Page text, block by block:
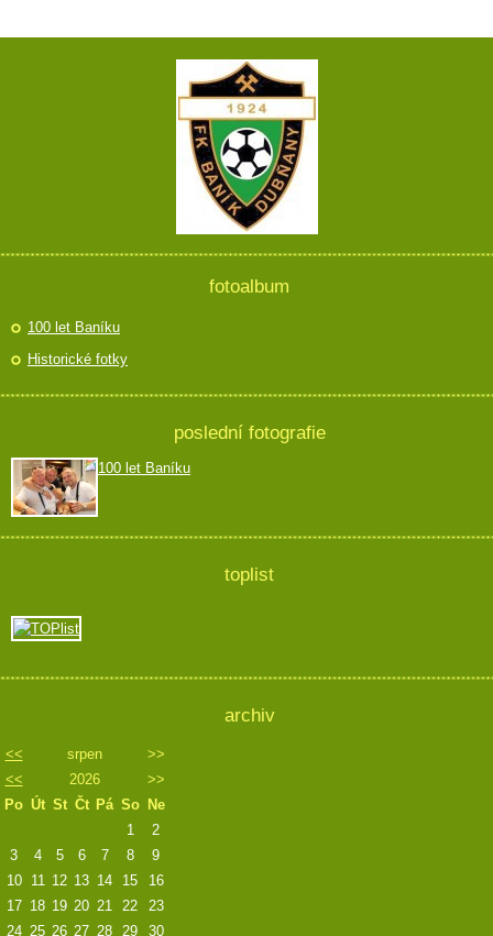
fotoalbum
100 let Baníku
Historické fotky
poslední fotografie
100 let Baníku
toplist
archiv
<< srpen
>>
<<
2026
>>
Po Út St Čt Pá So Ne
1
2
3
4 5 6 7 8
9
10
11 12 13 14 15
16
17 18 19 20 21 22
23
24 25 26 27 28 29 30